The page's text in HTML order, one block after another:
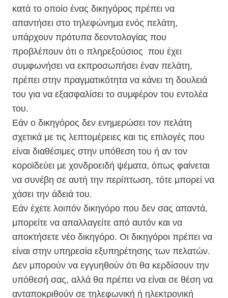
κατά το οποίο ένας δικηγόρος πρέπει να
απαντήσει στο τηλεφώνημα ενός πελάτη,
υπάρχουν πρότυπα δεοντολογίας που
προβλέπουν ότι ο πληρεξούσιος που έχει
συμφωνήσει να εκπροσωπήσει έναν πελάτη,
πρέπει στην πραγματικότητα να κάνει τη δουλειά
του για να εξασφαλίσει το συμφέρον του εντολέα
του.
Εάν ο δικηγόρος δεν ενημερώσει τον πελάτη
σχετικά με τις λεπτομέρειες και τις επιλογές που
είναι διαθέσιμες στην υπόθεση του ή αν τον
κοροϊδεύει με χονδροειδή ψέματα, όπως φαίνεται
να συνέβη σε αυτή την περίπτωση, τότε μπορεί να
χάσει την άδειά του.
Εάν έχετε λοιπόν δικηγόρο που δεν σας απαντά,
μπορείτε να απαλλαγείτε από αυτόν και να
αποκτήσετε νέο δικηγόρο. Οι δικηγόροι πρέπει να
είναι στην υπηρεσία εξυπηρέτησης των πελατών.
Δεν μπορούν να εγγυηθούν ότι θα κερδίσουν την
υπόθεσή σας, αλλά θα πρέπει να είναι σε θέση να
ανταποκριθούν σε τηλεφωνική ή ηλεκτρονική